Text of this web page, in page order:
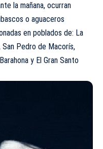
la mañana, ocurran
o aguaceros
en poblados de: La
Pedro de Macorís,
y El Gran Santo